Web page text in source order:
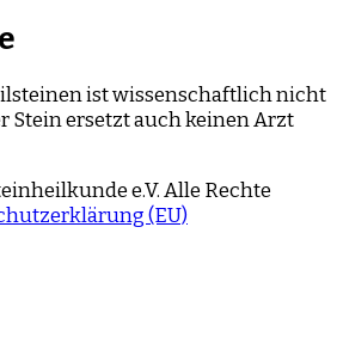
ist wissenschaftlich nicht
Stein ersetzt auch keinen Arzt
e.V. Alle Rechte
(EU)